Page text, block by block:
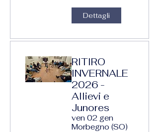
Dettagli
RITIRO
INVERNALE
2026 -
Allievi e
Junores
ven 02 gen
Morbegno (SO)